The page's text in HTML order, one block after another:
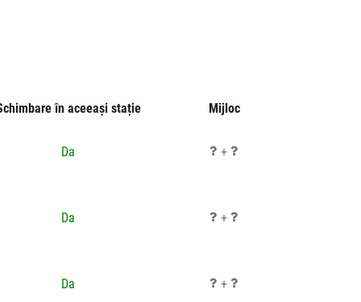
în aceeași stație Mijloc
Da +
Da +
Da +